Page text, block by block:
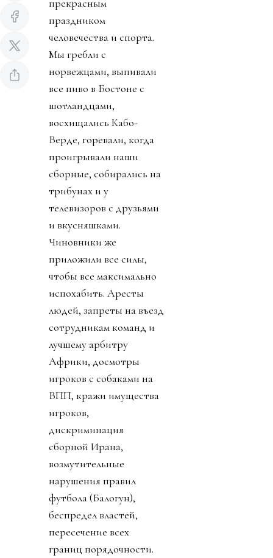
прекрасным
праздником
человечества и спорта.
Мы гребли с
норвежцами, выпивали
все пиво в Бостоне с
шотландцами,
восхищались Кабо-
Верде, горевали, когда
проигрывали наши
сборные, собирались на
трибунах и у
телевизоров с друзьями
и вкусняшками.
Чиновники же
приложили все силы,
чтобы все максимально
испохабить. Аресты
людей, запреты на въезд
сотрудникам команд и
лучшему арбитру
Африки, досмотры
игроков с собаками на
ВПП, кражи имущества
игроков,
дискриминация
сборной Ирана,
возмутительные
нарушения правил
футбола (Балогун),
беспредел властей,
пересечение всех
границ порядочности.